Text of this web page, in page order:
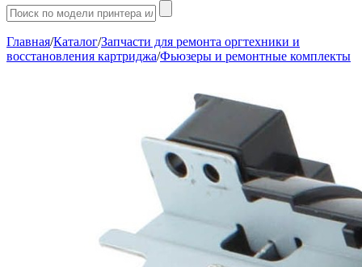
Главная/Каталог/Запчасти для ремонта оргтехники и
восстановления картриджа/Фьюзеры и ремонтные комплекты